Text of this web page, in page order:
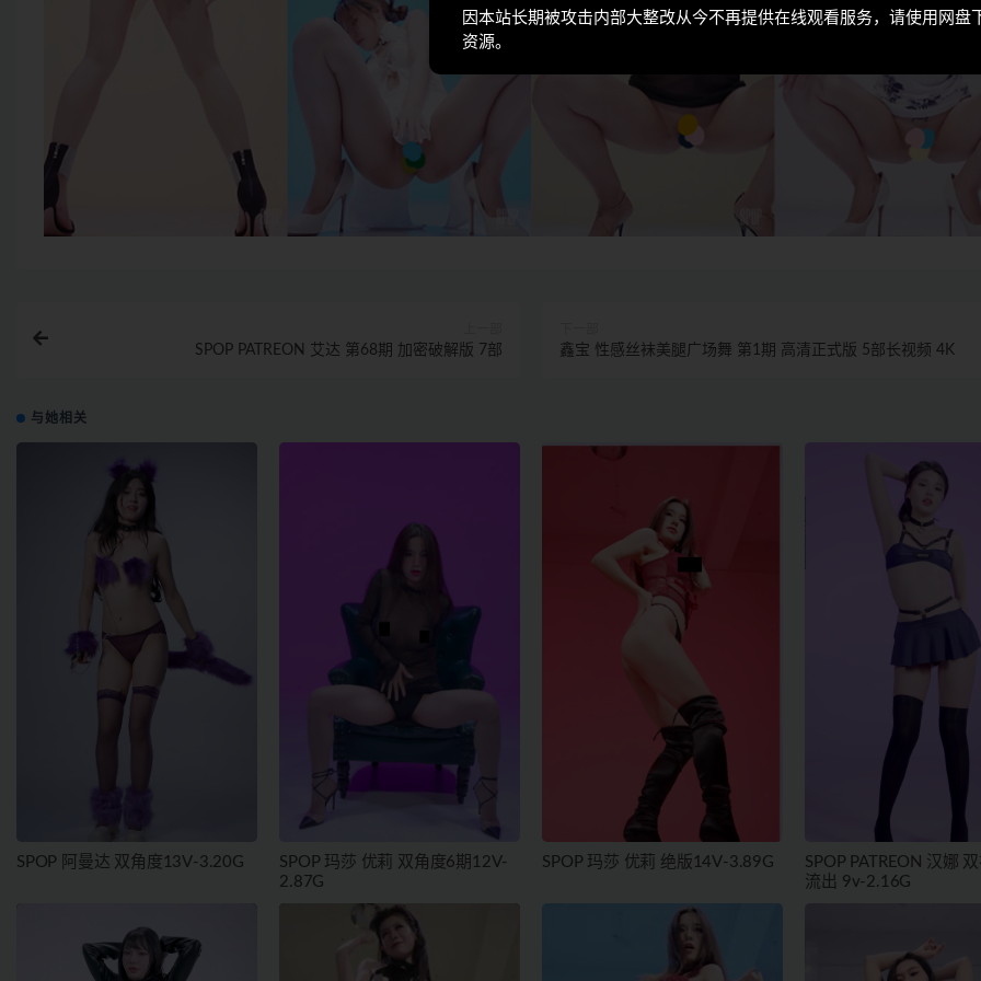
SPOP PATREON 艾达 第68期 加密破解版 7部 鑫宝 性感丝袜美腿广场舞 第1期 高清正式版 5部长视频 4K
与她相关
SPOP 阿曼达 双角度13V-3.20G
SPOP 玛莎 优莉 双角度6期12V-
2.87G
SPOP 玛莎 优莉 绝版14V-3.89G
SPOP PATREON 汉娜
流出 9v-2.16G
因本站长期被攻击内部大整改从今不再提供在线观看服务，请使用网盘
资源。